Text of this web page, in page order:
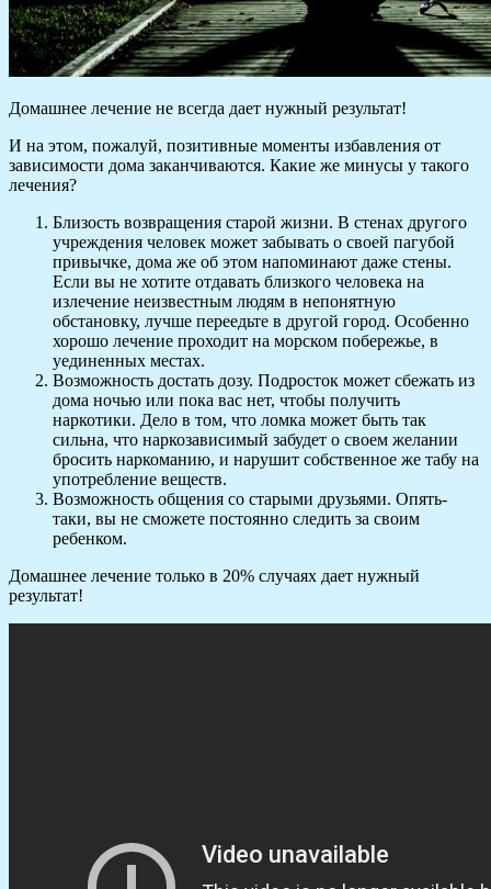
Домашнее лечение не всегда дает нужный результат!
И на этом, пожалуй, позитивные моменты избавления от
зависимости дома заканчиваются. Какие же минусы у такого
лечения?
Близость возвращения старой жизни. В стенах другого
учреждения человек может забывать о своей пагубой
привычке, дома же об этом напоминают даже стены.
Если вы не хотите отдавать близкого человека на
излечение неизвестным людям в непонятную
обстановку, лучше переедьте в другой город. Особенно
хорошо лечение проходит на морском побережье, в
уединенных местах.
Возможность достать дозу. Подросток может сбежать из
дома ночью или пока вас нет, чтобы получить
наркотики. Дело в том, что ломка может быть так
сильна, что наркозависимый забудет о своем желании
бросить наркоманию, и нарушит собственное же табу на
употребление веществ.
Возможность общения со старыми друзьями. Опять-
таки, вы не сможете постоянно следить за своим
ребенком.
Домашнее лечение только в 20% случаях дает нужный
результат!